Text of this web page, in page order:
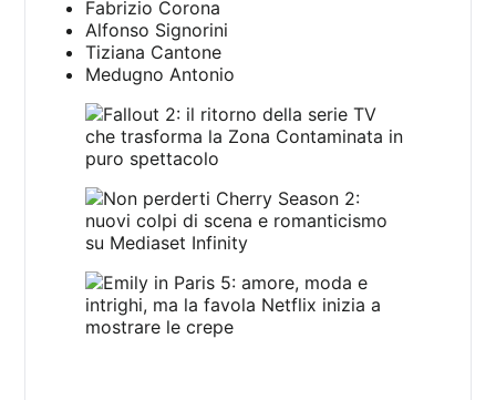
Fabrizio Corona
Alfonso Signorini
Tiziana Cantone
Medugno Antonio